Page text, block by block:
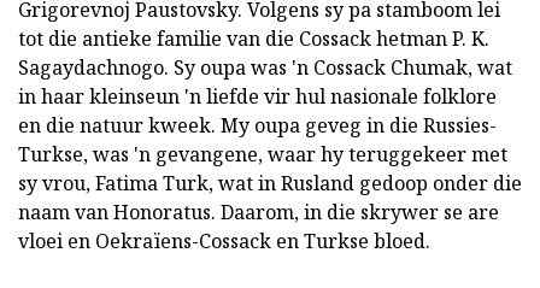
Grigorevnoj Paustovsky. Volgens sy pa stamboom lei
tot die antieke familie van die Cossack hetman P. K.
Sagaydachnogo. Sy oupa was 'n Cossack Chumak, wat
in haar kleinseun 'n liefde vir hul nasionale folklore
en die natuur kweek. My oupa geveg in die Russies-
Turkse, was 'n gevangene, waar hy teruggekeer met
sy vrou, Fatima Turk, wat in Rusland gedoop onder die
naam van Honoratus. Daarom, in die skrywer se are
vloei en Oekraïens-Cossack en Turkse bloed.